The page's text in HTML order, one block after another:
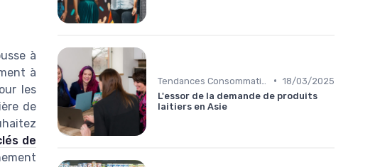
à
à
les
de
de
• 18/03/2025
L'essor de la demande de produits
laitiers en Asie